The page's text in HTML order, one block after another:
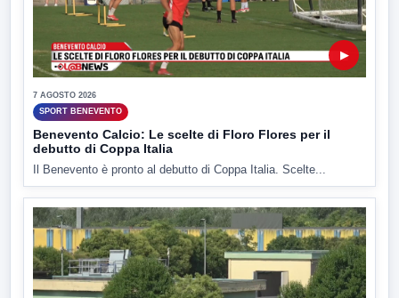
▶
7 AGOSTO 2026
SPORT BENEVENTO
Benevento Calcio: Le scelte di Floro Flores per il
debutto di Coppa Italia
Il Benevento è pronto al debutto di Coppa Italia. Scelte...